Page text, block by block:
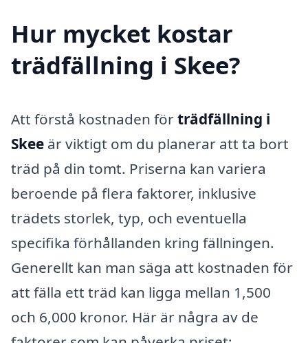
Hur mycket kostar
trädfällning i Skee?
Att förstå kostnaden förträdfällning i
Skee är viktigt om du planerar att ta bort
träd på din tomt. Priserna kan variera
beroende på flera faktorer, inklusive
trädets storlek, typ, och eventuella
specifika förhållanden kring fällningen.
Generellt kan man säga att kostnaden för
att fälla ett träd kan ligga mellan 1,500
och 6,000 kronor. Här är några av de